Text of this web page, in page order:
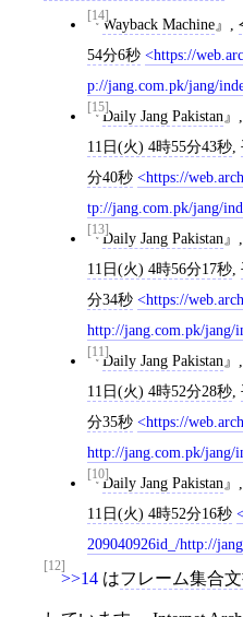
[14]Wayback Machine
54分6秒
https://
p://jang.com.pk/jang/
[15]Daily Jang Pakistan
11日(火) 4時55分43秒
分40秒
https://
tp://jang.com.pk/jang/
[13]Daily Jang Pakistan
11日(火) 4時56分17秒
分34秒
https://
http://jang.com.pk/jang/
[11]Daily Jang Pakistan
11日(火) 4時52分28秒
分35秒
https://
http://jang.com.pk/jang/
[10]Daily Jang Pakistan
11日(火) 4時52分16秒
209040926id_/http://
[12]
>>14 はフレーム集合